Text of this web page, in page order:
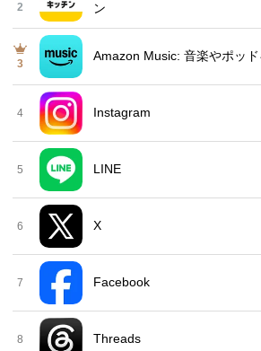
2
ン
3
Amazon Music: 音楽やポッド
4 Instagram
5 LINE
6 X
7 Facebook
8 Threads